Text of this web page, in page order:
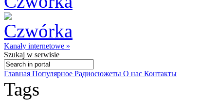
Kanały internetowe »
Szukaj w serwisie
Главная Популярное Радиосюжеты О нас Контакты
Tags